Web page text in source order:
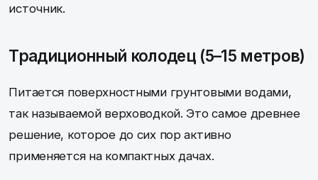
источник.
Традиционный колодец (5–15 метров)
Питается поверхностными грунтовыми водами,
так называемой верховодкой. Это самое древнее
решение, которое до сих пор активно
применяется на компактных дачах.